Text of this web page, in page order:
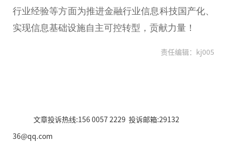
行业经验等方面为推进金融行业信息科技国产化、
实现信息基础设施自主可控转型，贡献力量！
责任编辑：kj005
文章投诉热线:156 0057 2229 投诉邮箱:29132
36@qq.com